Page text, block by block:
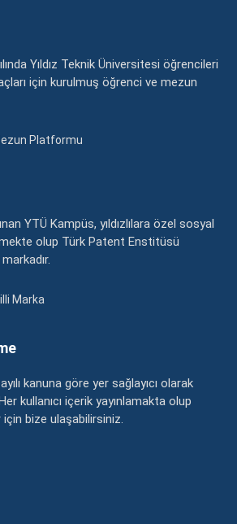
Yıldız Teknik Üniversitesi öğrencileri
için kurulmuş öğrenci ve mezun
Platformu
YTÜ Kampüs, yıldızlılara özel sosyal
olup Türk Patent Enstitüsü
Marka
kanuna göre yer sağlayıcı olarak
kullanıcı içerik yayınlamakta olup
için bize ulaşabilirsiniz.